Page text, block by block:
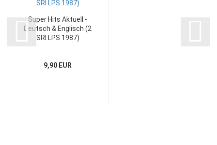
Super Hits Aktuell -
Deutsch & Englisch (2
SRI LPS 1987)
9,90 EUR